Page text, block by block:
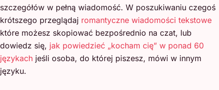
szczegółów w pełną wiadomość. W poszukiwaniu czegoś
krótszego przeglądaj romantyczne wiadomości tekstowe
które możesz skopiować bezpośrednio na czat, lub
dowiedz się, jak powiedzieć „kocham cię” w ponad 60
językach jeśli osoba, do której piszesz, mówi w innym
języku.